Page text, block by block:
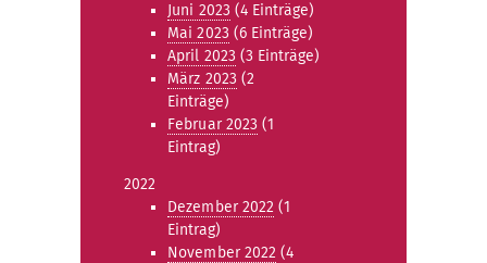
Juni 2023 (4 Einträge)
Mai 2023 (6 Einträge)
April 2023 (3 Einträge)
März 2023 (2
Einträge)
Februar 2023 (1
Eintrag)
2022
Dezember 2022 (1
Eintrag)
November 2022 (4